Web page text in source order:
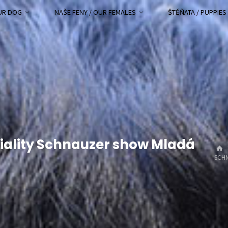
DOG NAŠE FENY / OUR FEMALES ŠTĚŇATA / PUPPIES
Schnauzer show Mladá